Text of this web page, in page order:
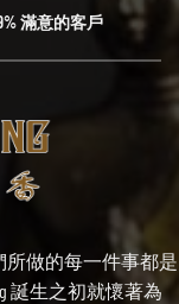
滿意的客戶
所做的每一件事都是
誕生之初就懷著為